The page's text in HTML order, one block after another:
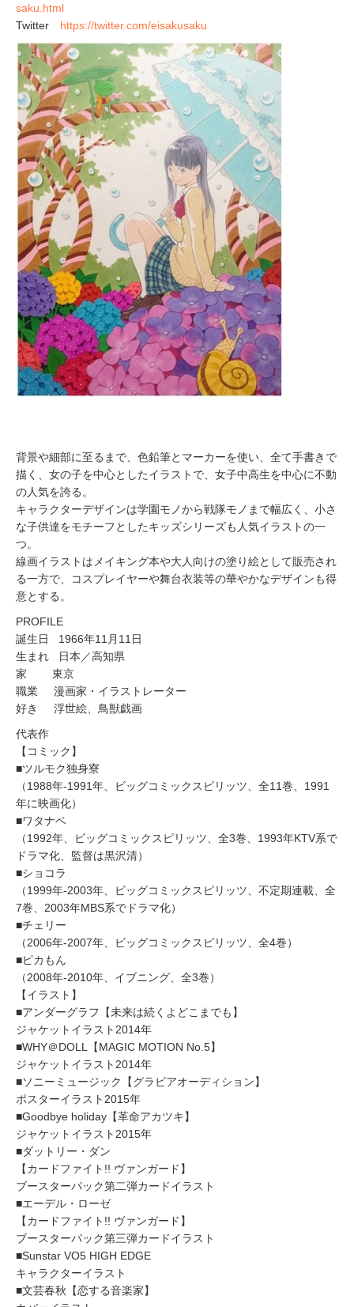
saku.html
Twitter https://twitter.com/eisakusaku
背景や細部に至るまで、色鉛筆とマーカーを使い、全て手書きで
描く、女の子を中心としたイラストで、女子中高生を中心に不動
の人気を誇る。
キャラクターデザインは学園モノから戦隊モノまで幅広く、小さ
な子供達をモチーフとしたキッズシリーズも人気イラストの一
つ。
線画イラストはメイキング本や大人向けの塗り絵として販売され
る一方で、コスプレイヤーや舞台衣装等の華やかなデザインも得
意とする。
PROFILE
誕生日 1966年11月11日
生まれ 日本／高知県
家 東京
職業 漫画家・イラストレーター
好き 浮世絵、鳥獣戯画
代表作
【コミック】
■ツルモク独身寮
（1988年-1991年、ビッグコミックスピリッツ、全11巻、1991
年に映画化）
■ワタナベ
（1992年、ビッグコミックスピリッツ、全3巻、1993年KTV系で
ドラマ化、監督は黒沢清）
■ショコラ
（1999年-2003年、ビッグコミックスピリッツ、不定期連載、全
7巻、2003年MBS系でドラマ化）
■チェリー
（2006年-2007年、ビッグコミックスピリッツ、全4巻）
■ピカもん
（2008年-2010年、イブニング、全3巻）
【イラスト】
■アンダーグラフ【未来は続くよどこまでも】
ジャケットイラスト2014年
■WHY＠DOLL【MAGIC MOTION No.5】
ジャケットイラスト2014年
■ソニーミュージック【グラビアオーディション】
ポスターイラスト2015年
■Goodbye holiday【革命アカツキ】
ジャケットイラスト2015年
■ダットリー・ダン
【カードファイト!! ヴァンガード】
ブースターパック第二弾カードイラスト
■エーデル・ローゼ
【カードファイト!! ヴァンガード】
ブースターパック第三弾カードイラスト
■Sunstar VO5 HIGH EDGE
キャラクターイラスト
■文芸春秋【恋する音楽家】